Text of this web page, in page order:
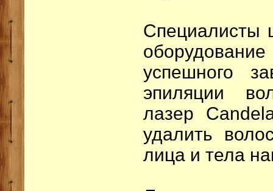
Специалисты
успешного
эпиляции
лазер
удалить
лица и тела